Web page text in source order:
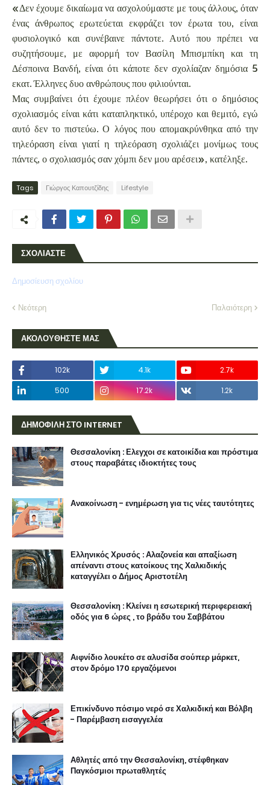
«Δεν έχουμε δικαίωμα να ασχολούμαστε με τους άλλους, όταν
ένας άνθρωπος ερωτεύεται εκφράζει τον έρωτα του, είναι
φυσιολογικό και συνέβαινε πάντοτε. Αυτό που πρέπει να
συζητήσουμε, με αφορμή τον Βασίλη Μπισμπίκη και τη
Δέσποινα Βανδή, είναι ότι κάποτε δεν σχολίαζαν δημόσια 5
εκατ. Έλληνες δυο ανθρώπους που φιλιούνται.
Μας συμβαίνει ότι έχουμε πλέον θεωρήσει ότι ο δημόσιος
σχολιασμός είναι κάτι καταπληκτικό, υπέροχο και θεμιτό, εγώ
αυτό δεν το πιστεύω. Ο λόγος που απομακρύνθηκα από την
τηλεόραση είναι γιατί η τηλεόραση σχολιάζει μονίμως τους
πάντες, ο σχολιασμός σαν χόμπι δεν μου αρέσει», κατέληξε.
Tags Γιώργος Καπουτζίδης Lifestyle
ΣΧΟΛΙΑΣΤΕ
Δημοσίευση σχολίου
Νεότερη Παλαιότερη
ΑΚΟΛΟΥΘΗΣΤΕ ΜΑΣ
102k 4.1k
2.7k
500
17.2k 1.2k
ΔΗΜΟΦΙΛΗ ΣΤΟ INTERNET
Θεσσαλονίκη : Ελεγχοι σε κατοικίδια και πρόστιμα
στους παραβάτες ιδιοκτήτες τους
Ανακοίνωση - ενημέρωση για τις νέες ταυτότητες
Ελληνικός Χρυσός : Αλαζονεία και απαξίωση
απέναντι στους κατοίκους της Χαλκιδικής
καταγγέλει ο Δήμος Αριστοτέλη
Θεσσαλονίκη : Κλείνει η εσωτερική περιφερειακή
οδός για 6 ώρες , το βράδυ του Σαββάτου
Αιφνίδιο λουκέτο σε αλυσίδα σούπερ μάρκετ,
στον δρόμο 170 εργαζόμενοι
Επικίνδυνο πόσιμο νερό σε Χαλκιδική και Βόλβη
- Παρέμβαση εισαγγελέα
Αθλητές από την Θεσσαλονίκη, στέφθηκαν
Παγκόσμιοι πρωταθλητές